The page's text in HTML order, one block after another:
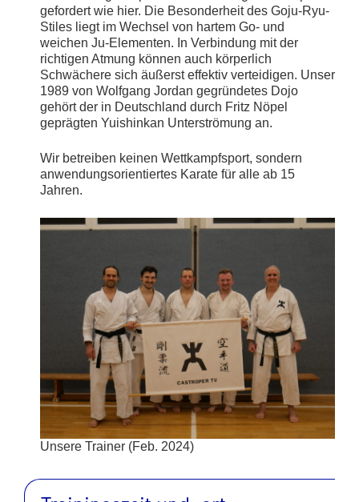
gefordert wie hier. Die Besonderheit des Goju-Ryu-
Stiles liegt im Wechsel von hartem Go- und
weichen Ju-Elementen. In Verbindung mit der
richtigen Atmung können auch körperlich
Schwächere sich äußerst effektiv verteidigen. Unser
1989 von Wolfgang Jordan gegründetes Dojo
gehört der in Deutschland durch Fritz Nöpel
geprägten Yuishinkan Unterströmung an.
Wir betreiben keinen Wettkampfsport, sondern
anwendungsorientiertes Karate für alle ab 15
Jahren.
Unsere Trainer (Feb. 2024)